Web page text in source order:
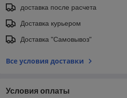
доставка после расчета
Доставка курьером
Доставка "Самовывоз"
Все условия доставки
Условия оплаты